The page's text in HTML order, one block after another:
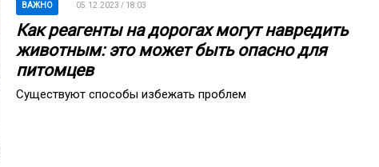
ВАЖНО 05.12.2023 / 18:03
Как реагенты на дорогах могут навредить
животным: это может быть опасно для
питомцев
Существуют способы избежать проблем